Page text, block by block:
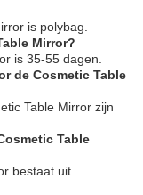
is polybag.
Mirror?
is 35-55 dagen.
de Cosmetic Table
Table Mirror zijn
Table
bestaat uit